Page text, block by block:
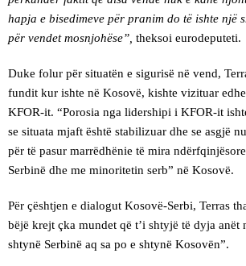
hapja e bisedimeve për pranim do të ishte një
për vendet mosnjohëse”, theksoi eurodeputeti.
Duke folur për situatën e sigurisë në vend,
fundit kur ishte në Kosovë, kishte vizituar
KFOR-it. “Porosia nga lidershipi i KFOR-it
se situata mjaft është stabilizuar dhe se asgjë
për të pasur marrëdhënie të mira
Serbinë dhe me minoritetin serb” në Kosovë.
Për çështjen e dialogut Kosovë-Serbi, Terras
bëjë krejt çka mundet që t’i shtyjë të dyja anët
shtynë Serbinë aq sa po e shtynë Kosovën”.